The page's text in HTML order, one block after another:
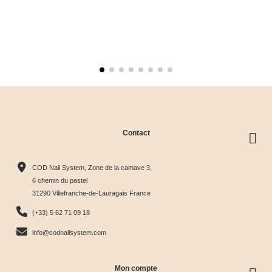
Contact
COD Nail System, Zone de la camave 3,
6 chemin du pastel
31290 Villefranche-de-Lauragais France
(+33) 5 62 71 09 18
info@codnailsystem.com
Mon compte